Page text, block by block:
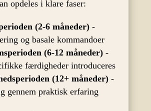
opdeles i klare faser:
(2-6 måneder)-
og basale kommandoer
(6-12 måneder)-
færdigheder introduceres
(12+ måneder)-
gennem praktisk erfaring